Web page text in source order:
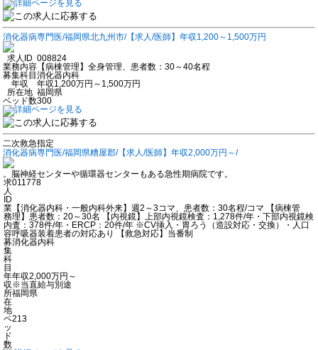
消化器病専門医/福岡県北九州市/【求人/医師】年収1,200～1,500万円
求人ID 008824
業務内容 【病棟管理】全身管理、患者数：30～40名程
募集科目消化器内科
年収
年収1,200万円～1,500万円
所在地 福岡県
ベッド数300
二次救急指定
消化器病専門医/福岡県糟屋郡/【求人/医師】年収2,000万円～/
。脳神経センターや循環器センターもある急性期病院です。
求
人
ID
011778
業
務
内
容
【消化器内科・一般内科外来】週2～3コマ、患者数：30名程/コマ 【病棟管
理】患者数：20～30名 【内視鏡】上部内視鏡検査：1,278件/年・下部内視鏡検
査：378件/年・ERCP：20件/年 ※CV挿入・胃ろう（造設対応・交換）・人口
呼吸器装着患者の対応あり 【救急対応】当番制
募
集
科
目
消化器内科
年
収
年収2,000万円～
※当直給与別途
所
在
地
福岡県
ベ
ッ
ド
数
213